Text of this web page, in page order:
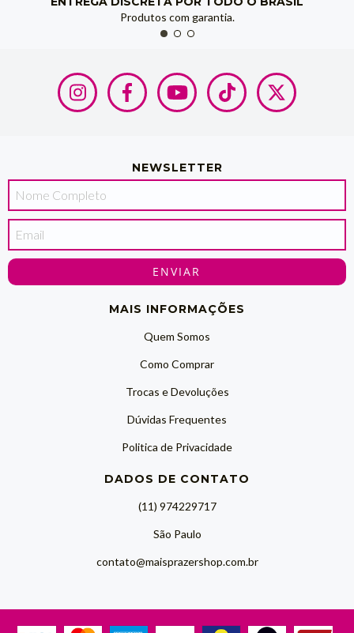
Produtos com garantia.
NEWSLETTER
MAIS INFORMAÇÕES
Quem Somos
Como Comprar
Trocas e Devoluções
Dúvidas Frequentes
Politica de Privacidade
DADOS DE CONTATO
(11) 974229717
São Paulo
contato@maisprazershop.com.br